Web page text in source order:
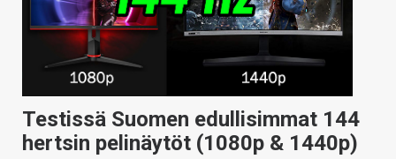
KAUPPA
VAIHDA TEEMA
HAKU
Testissä Suomen edullisimmat 144
hertsin pelinäytöt (1080p & 1440p)